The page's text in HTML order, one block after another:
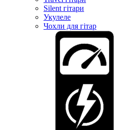
Silent гітари
Укулеле
Чохли для гітар